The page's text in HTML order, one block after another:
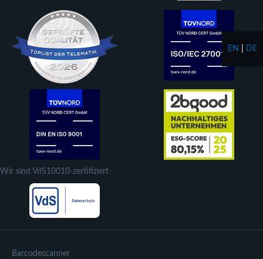
Wir sind VdS10010-zertifiziert
Barcodescanner
EN DE